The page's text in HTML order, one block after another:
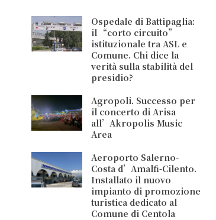
Ospedale di Battipaglia:
il “corto circuito”
istituzionale tra ASL e
Comune. Chi dice la
verità sulla stabilità del
presidio?
Agropoli. Successo per
il concerto di Arisa
all’Akropolis Music
Area
Aeroporto Salerno-
Costa d’Amalfi-Cilento.
Installato il nuovo
impianto di promozione
turistica dedicato al
Comune di Centola